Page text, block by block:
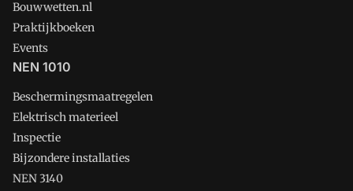
Bouwwetten.nl
Praktijkboeken
Events
NEN 1010
Beschermingsmaatregelen
Elektrisch materieel
Inspectie
Bijzondere installaties
NEN 3140